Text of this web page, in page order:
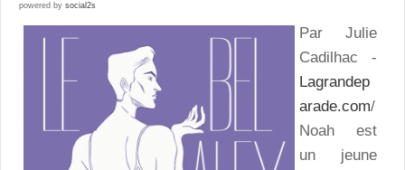
powered by social2s
Par Julie
Cadilhac -
Lagrandep
arade.com/
Noah est
un jeune